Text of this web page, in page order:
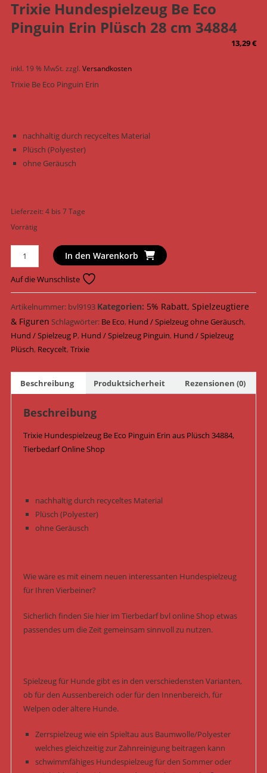
Trixie Hundespielzeug Be Eco
Pinguin Erin Plüsch 28 cm 34884
13,29€
inkl. 19 % MwSt.zzgl.Versandkosten
Trixie Be Eco Pinguin Erin
nachhaltig durch recyceltes Material
Plüsch (Polyester)
ohne Geräusch
Lieferzeit:4 bis 7 Tage
Vorrätig
Trixie
Hundespielzeug
Be
Eco
Pinguin
Erin
Plüsch
28
34884
Menge
In den Warenkorb
Auf die Wunschliste
Artikelnummer: bvl9193 Kategorien: 5% Rabatt, Spielzeugtiere
& Figuren Schlagwörter: Be Eco, Hund / Spielzeug ohne Geräusch,
Hund / Spielzeug P, Hund / Spielzeug Pinguin, Hund / Spielzeug
Plüsch, Recycelt,Trixie
Beschreibung Produktsicherheit Rezensionen (0)
Beschreibung
Trixie Hundespielzeug Be Eco Pinguin Erin aus Plüsch 34884,
Tierbedarf Online Shop
nachhaltig durch recyceltes Material
Plüsch (Polyester)
ohne Geräusch
Wie wäre es mit einem neuen interessanten Hundespielzeug
für Ihren Vierbeiner?
Sicherlich finden Sie hier im Tierbedarf bvl online Shop etwas
passendes um die Zeit gemeinsam sinnvoll zu nutzen.
Spielzeug für Hunde gibt es in den verschiedensten Varianten,
ob für den Aussenbereich oder für den Innenbereich, für
Welpen oder ältere Hunde.
Zerrspielzeug wie ein Spieltau aus Baumwolle/Polyester
welches gleichzeitig zur Zahnreinigung beitragen kann
schwimmfähiges Hundespielzeug für den Sommer oder